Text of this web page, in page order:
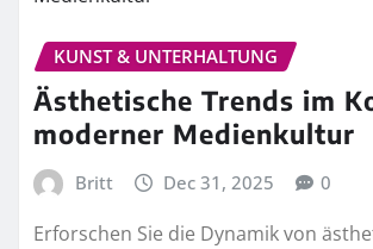
KUNST & UNTERHALTUNG
Ästhetische Trends im
moderner Medienkultur
Britt Dec 31, 2025 0
Erforschen Sie die Dynamik von